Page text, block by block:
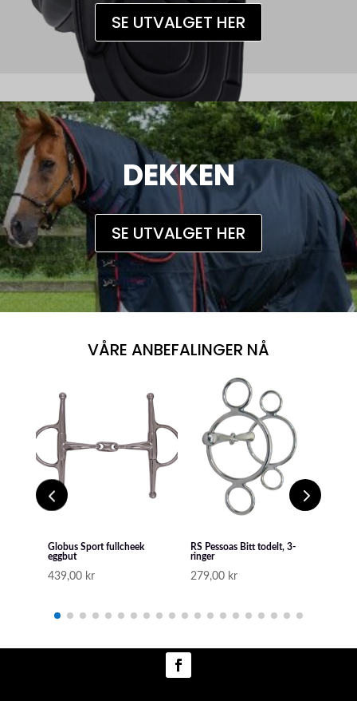
SE UTVALGET HER
DEKKEN
SE UTVALGET HER
VÅRE ANBEFALINGER NÅ
Globus Sport fullcheek
eggbut
439,00 kr
RS Pessoas Bitt todelt, 3-
ringer
279,00 kr